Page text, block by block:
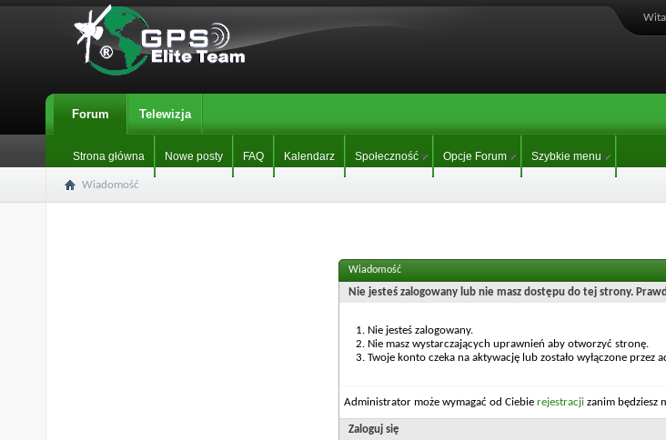
Forum
Strona główna Nowe posty FAQ Kalendarz Społeczność Opcje Forum Szybkie menu
Telewizja
Wiadomość
Wiadomość
Nie jesteś zalogowany lub nie masz dostępu do tej strony.
Nie jesteś zalogowany.
Nie masz wystarczających uprawnień aby otworzyć stronę.
Twoje konto czeka na aktywację lub zostało wyłączone przez
Administrator może wymagać od Ciebie rejestracji zanim będziesz
Zaloguj się